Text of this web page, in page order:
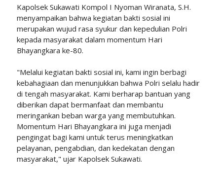
Kapolsek Sukawati Kompol I Nyoman Wiranata, S.H.
menyampaikan bahwa kegiatan bakti sosial ini
merupakan wujud rasa syukur dan kepedulian Polri
kepada masyarakat dalam momentum Hari
Bhayangkara ke-80.
"Melalui kegiatan bakti sosial ini, kami ingin berbagi
kebahagiaan dan menunjukkan bahwa Polri selalu hadir
di tengah masyarakat. Kami berharap bantuan yang
diberikan dapat bermanfaat dan membantu
meringankan beban warga yang membutuhkan.
Momentum Hari Bhayangkara ini juga menjadi
pengingat bagi kami untuk terus meningkatkan
pelayanan, pengabdian, dan kedekatan dengan
masyarakat," ujar Kapolsek Sukawati.